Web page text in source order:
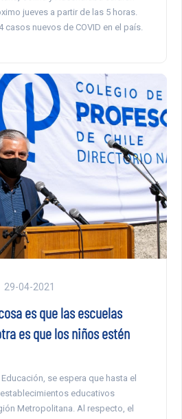
jueves a partir de las 5 horas.
casos nuevos de COVID en el país.
29-04-2021
es que las escuelas
es que los niños estén
se espera que hasta el
establecimientos educativos
Metropolitana. Al respecto, el